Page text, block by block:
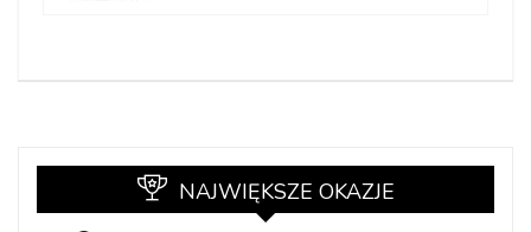
NAJWIĘKSZE OKAZJE